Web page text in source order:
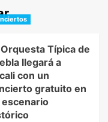
Orquesta Típica de
llegará a
con un
gratuito en
escenario